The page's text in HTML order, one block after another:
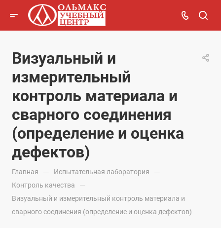
Визуальный и
измерительный
контроль материала и
сварного соединения
(определение и оценка
дефектов)
Главная — Испытательная лаборатория —
Контроль качества —
Визуальный и измерительный контроль материала и
сварного соединения (определение и оценка дефектов)